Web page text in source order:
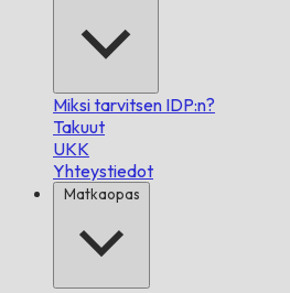
Miksi tarvitsen IDP:n?
Takuut
UKK
Yhteystiedot
Matkaopas